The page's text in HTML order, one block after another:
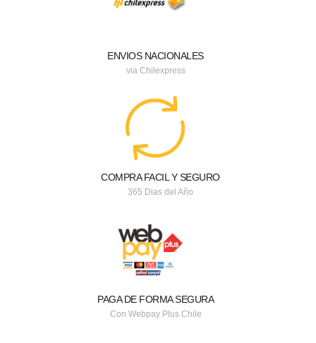
ENVIOS NACIONALES
via Chilexpress
COMPRA FACIL Y SEGURO
365 Dias del Año
PAGA DE FORMA SEGURA
Con Webpay Plus Chile